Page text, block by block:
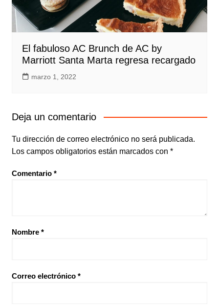
El fabuloso AC Brunch de AC by
Marriott Santa Marta regresa recargado
marzo 1, 2022
Deja un comentario
Tu dirección de correo electrónico no será publicada.
Los campos obligatorios están marcados con *
Comentario *
Nombre *
Correo electrónico *